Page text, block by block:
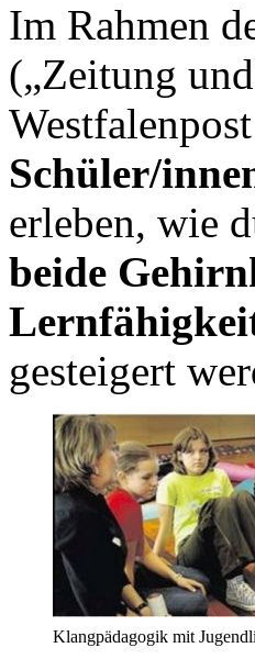
Im Rahmen
(„Zeitung
Schüler/
erleben, wie
beide
gesteigert
Klangpädagogik mit